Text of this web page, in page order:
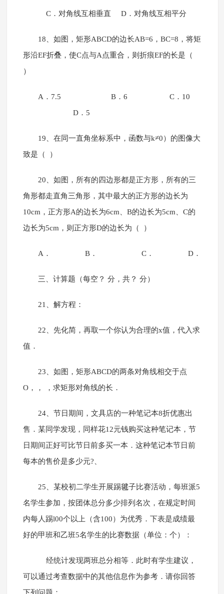
C．对角线互相垂直 D．对角线互相平分
18、如图，矩形ABCD的边长AB=6，BC=8，将矩
形沿EF折叠，使C点与A点重合，则折痕EF的长是（
）
A．7.5 B．6 C．10
D．5
19、在同一直角坐标系中，函数与k≠0）的图像大
致是（ ）
20、如图，所有的四边形都是正方形，所有的三
角形都走直角三角形，其中最大的正方形的边长为
10cm，正方形A的边长为6cm、B的边长为5cm、C的
边长为5cm，则正方形D的边长为（ ）
A． B． C． D．
三、计算题（每空？ 分，共？ 分）
21、解方程：
22、先化简，再取一个你认为合理的x值，代入求
值．
23、如图，矩形ABCD的两条对角线相交于点
O，， ，求矩形对角线的长．
24、节日期间，文具店的一种笔记本8折优惠出
售．某同学发现，同样花12元钱购买这种笔记本，节
日期间正好可比节日前多买一本．这种笔记本节日前
每本的售价是多少元?、
25、某校初二学生开展踢毽子比赛活动，每班派5
名学生参加，按团体总分多少排列名次，在规定时间
内每人踢l00个以上（含100）为优秀．下表是成绩最
好的甲班和乙班5名学生的比赛数据（单位：个）：
经统计发现两班总分相等．此时有学生建议，
可以通过考查数据中的其他信息作为参考．请你回答